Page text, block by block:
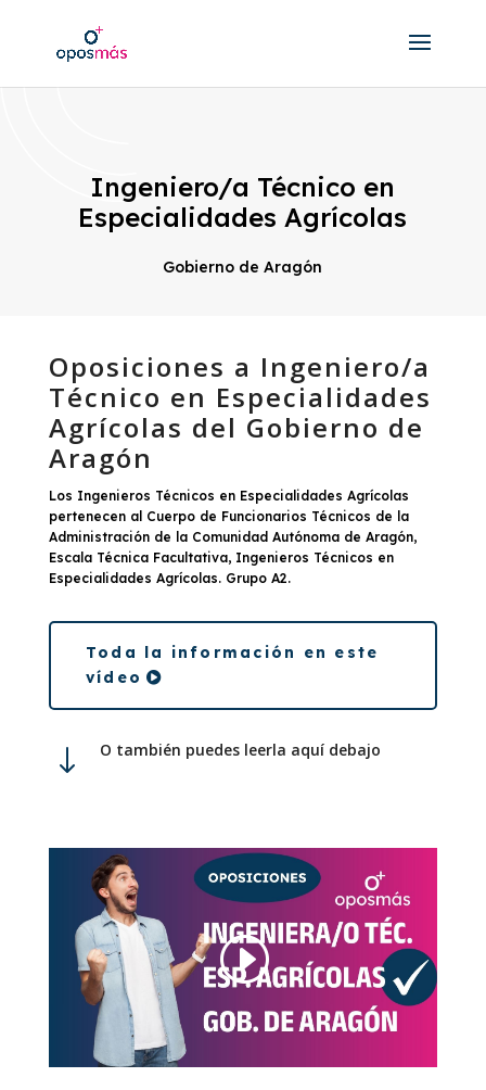
Ingeniero/a Técnico en
Especialidades Agrícolas
Gobierno de Aragón
Oposiciones a Ingeniero/a
Técnico en Especialidades
Agrícolas del Gobierno de
Aragón
Los Ingenieros Técnicos en Especialidades Agrícolas
pertenecen al Cuerpo de Funcionarios Técnicos de la
Administración de la Comunidad Autónoma de Aragón,
Escala Técnica Facultativa, Ingenieros Técnicos en
Especialidades Agrícolas. Grupo A2.
Toda la información en este
vídeo
" O también puedes leerla aquí debajo